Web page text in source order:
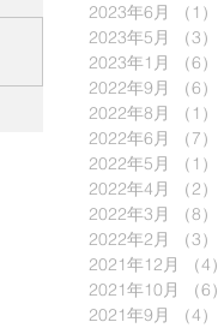
2023年6月
（1）
2023年5月
（3）
2023年1月
（6）
2022年9月
（6）
2022年8月
（1）
2022年6月
（7）
2022年5月
（1）
2022年4月
（2）
2022年3月
（8）
2022年2月
（3）
2021年12月
（4）
2021年10月
（6）
2021年9月
（4）